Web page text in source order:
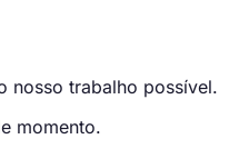
nosso trabalho possível.
momento.